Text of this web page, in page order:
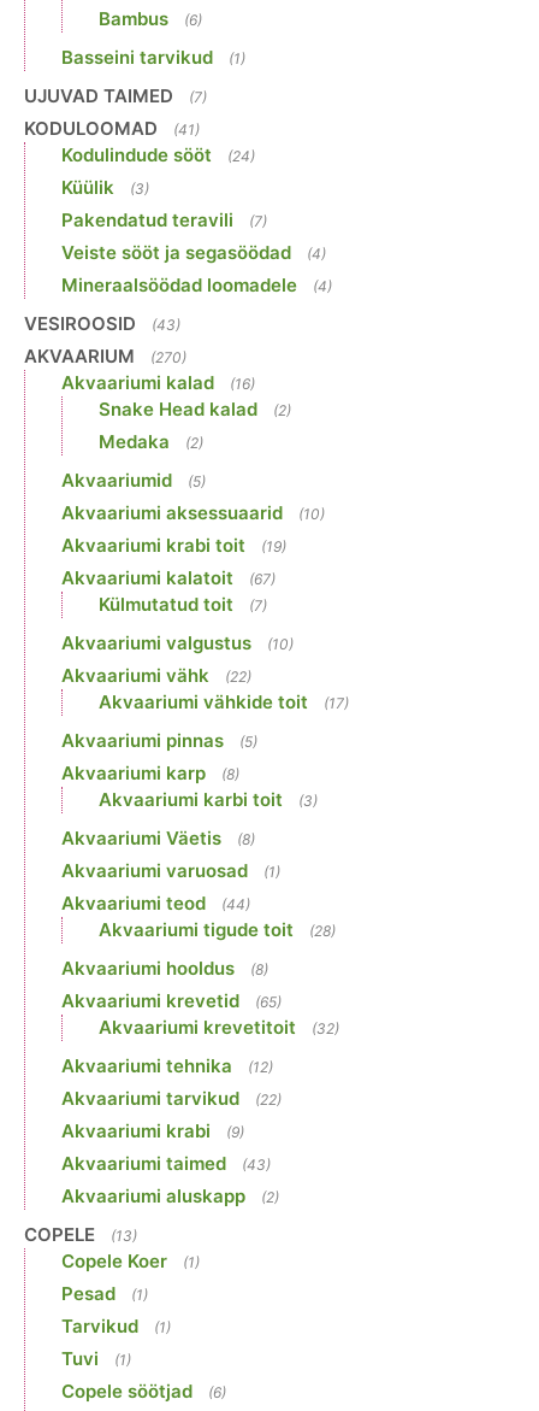
Bambus (6)
Basseini tarvikud (1)
UJUVAD TAIMED (7)
KODULOOMAD (41)
Kodulindude sööt (24)
Küülik (3)
Pakendatud teravili (7)
Veiste sööt ja segasöödad (4)
Mineraalsöödad loomadele (4)
VESIROOSID (43)
AKVAARIUM (270)
Akvaariumi kalad (16)
Snake Head kalad (2)
Medaka (2)
Akvaariumid (5)
Akvaariumi aksessuaarid (10)
Akvaariumi krabi toit (19)
Akvaariumi kalatoit (67)
Külmutatud toit (7)
Akvaariumi valgustus (10)
Akvaariumi vähk (22)
Akvaariumi vähkide toit (17)
Akvaariumi pinnas (5)
Akvaariumi karp (8)
Akvaariumi karbi toit (3)
Akvaariumi Väetis (8)
Akvaariumi varuosad (1)
Akvaariumi teod (44)
Akvaariumi tigude toit (28)
Akvaariumi hooldus (8)
Akvaariumi krevetid (65)
Akvaariumi krevetitoit (32)
Akvaariumi tehnika (12)
Akvaariumi tarvikud (22)
Akvaariumi krabi (9)
Akvaariumi taimed (43)
Akvaariumi aluskapp (2)
COPELE (13)
Copele Koer (1)
Pesad (1)
Tarvikud (1)
Tuvi (1)
Copele söötjad (6)